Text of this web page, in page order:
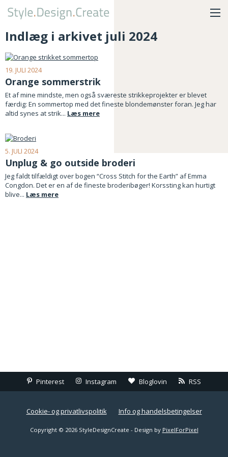
Indlæg i arkivet juli 2024
19. JULI 2024
Orange sommerstrik
Et af mine mindste, men også sværeste strikkeprojekter er blevet
færdig: En sommertop med det fineste blondemønster foran. Jeg har
altid synes at strik... Læs mere
5. JULI 2024
Unplug & go outside broderi
Jeg faldt tilfældigt over bogen “Cross Stitch for the Earth” af Emma
Congdon. Det er en af de fineste broderibøger! Korssting kan hurtigt
blive... Læs mere
Pinterest Instagram Bloglovin RSS
Cookie- og privatlivspolitik Info og handelsbetingelser
Copyright © 2026 StyleDesignCreate - Design by PixelForPixel